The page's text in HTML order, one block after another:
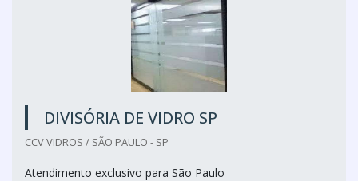
DIVISÓRIA DE VIDRO SP
CCV VIDROS / SÃO PAULO - SP
Atendimento exclusivo para São Paulo